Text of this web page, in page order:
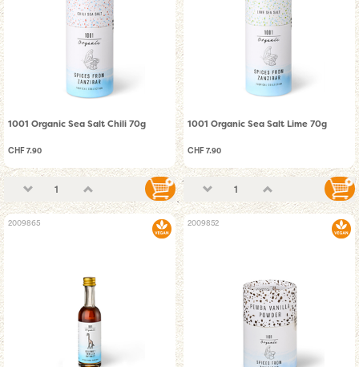
1001 Organic Sea Salt Chili 70g
CHF 7.90
1001 Organic Sea Salt Lime 70g
CHF 7.90
2009865 2009852